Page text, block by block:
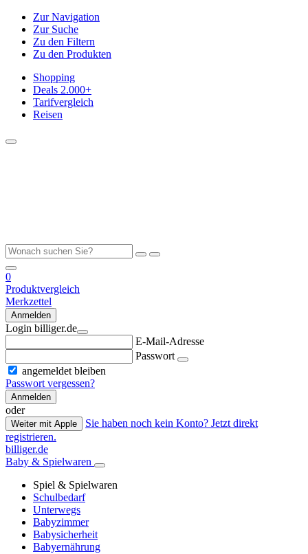
Zur Navigation
Zur Suche
Zu den Filtern
Zu den Produkten
Shopping
Deals 2.000+
Tarifvergleich
Reisen
0
Produktvergleich
Merkzettel
Anmelden
Login billiger.de
E-Mail-Adresse
Passwort
angemeldet bleiben
Passwort vergessen?
Anmelden
oder
Weiter mit Apple
Sie haben noch kein Konto? Jetzt direkt
registrieren.
billiger.de
Baby & Spielwaren
Spiel & Spielwaren
Schulbedarf
Unterwegs
Babyzimmer
Babysicherheit
Babyernährung